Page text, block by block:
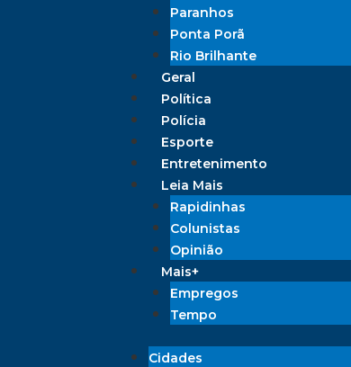
Paranhos
Ponta Porã
Rio Brilhante
Geral
Política
Polícia
Esporte
Entretenimento
Leia Mais
Rapidinhas
Colunistas
Opinião
Mais+
Empregos
Tempo
Cidades